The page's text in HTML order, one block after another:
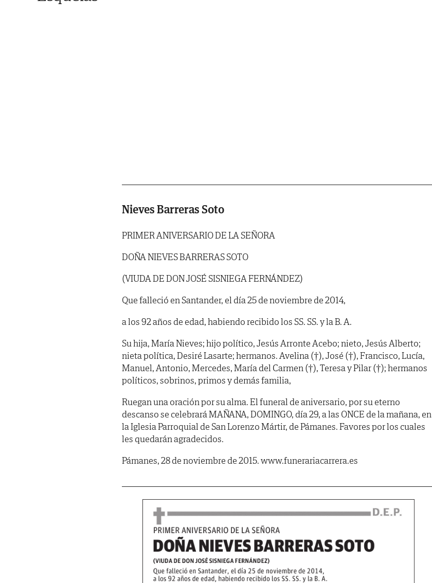
Nieves Barreras Soto
PRIMER ANIVERSARIO DE LA SEÑORA
DOÑA NIEVES BARRERAS SOTO
(VIUDA DE DON JOSÉ SISNIEGA FERNÁNDEZ)
Que falleció en Santander, el día 25 de noviembre de 2014,
a los 92 años de edad, habiendo recibido los SS. SS. y la B. A.
Su hija, María Nieves; hijo político, Jesús Arronte Acebo; nieto, Jesús Alberto;
nieta política, Desiré Lasarte; hermanos. Avelina (†), José (†), Francisco, Lucía,
Manuel, Antonio, Mercedes, María del Carmen (†), Teresa y Pilar (†); hermanos
políticos, sobrinos, primos y demás familia,
Ruegan una oración por su alma. El funeral de aniversario, por su eterno
descanso se celebrará MAÑANA, DOMINGO, día 29, a las ONCE de la mañana, en
la Iglesia Parroquial de San Lorenzo Mártir, de Pámanes. Favores por los cuales
les quedarán agradecidos.
Pámanes, 28 de noviembre de 2015. www.funerariacarrera.es